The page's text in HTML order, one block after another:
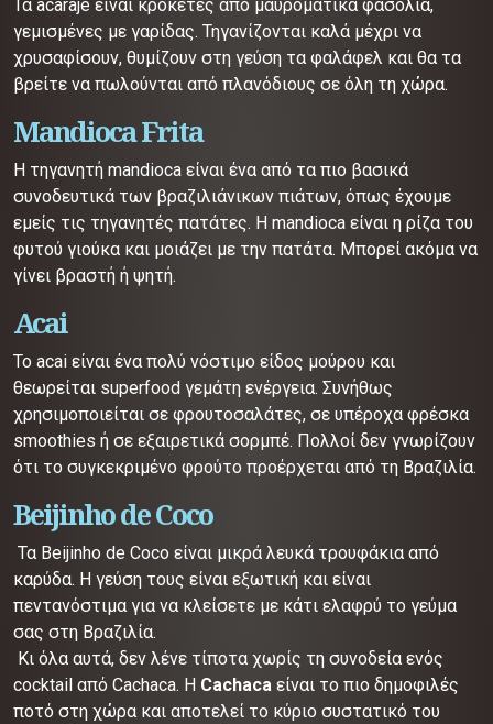
Τα acaraje είναι κροκέτες από μαυρομάτικα φασόλια,
γεμισμένες με γαρίδας. Τηγανίζονται καλά μέχρι να
χρυσαφίσουν, θυμίζουν στη γεύση τα φαλάφελ και θα τα
βρείτε να πωλούνται από πλανόδιους σε όλη τη χώρα.
Mandioca Frita
Η τηγανητή mandioca είναι ένα από τα πιο βασικά
συνοδευτικά των βραζιλιάνικων πιάτων, όπως έχουμε
εμείς τις τηγανητές πατάτες. Η mandioca είναι η ρίζα του
φυτού γιούκα και μοιάζει με την πατάτα. Μπορεί ακόμα να
γίνει βραστή ή ψητή.
Acai
Το acai είναι ένα πολύ νόστιμο είδος μούρου και
θεωρείται superfood γεμάτη ενέργεια. Συνήθως
χρησιμοποιείται σε φρουτοσαλάτες, σε υπέροχα φρέσκα
smoothies ή σε εξαιρετικά σορμπέ. Πολλοί δεν γνωρίζουν
ότι το συγκεκριμένο φρούτο προέρχεται από τη Βραζιλία.
Beijinho de Coco
Τα Beijinho de Coco είναι μικρά λευκά τρουφάκια από
καρύδα. Η γεύση τους είναι εξωτική και είναι
πεντανόστιμα για να κλείσετε με κάτι ελαφρύ το γεύμα
σας στη Βραζιλία.
Κι όλα αυτά, δεν λένε τίποτα χωρίς τη συνοδεία ενός
cocktail από Cachaca. Η Cachaca είναι το πιο δημοφιλές
ποτό στη χώρα και αποτελεί το κύριο συστατικό του